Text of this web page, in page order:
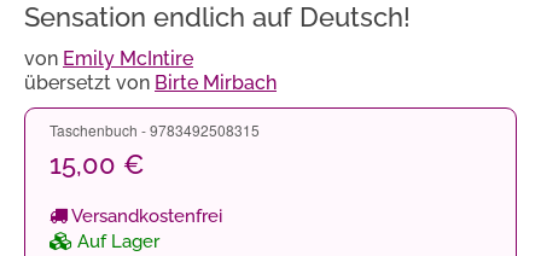
Sensation endlich auf Deutsch!
von Emily McIntire
übersetzt von Birte Mirbach
Taschenbuch - 9783492508315
15,00 €
Versandkostenfrei
Auf Lager